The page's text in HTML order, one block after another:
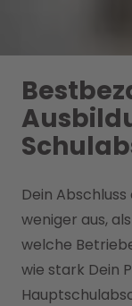
Dein
weniger aus,
welche
wie stark Dein